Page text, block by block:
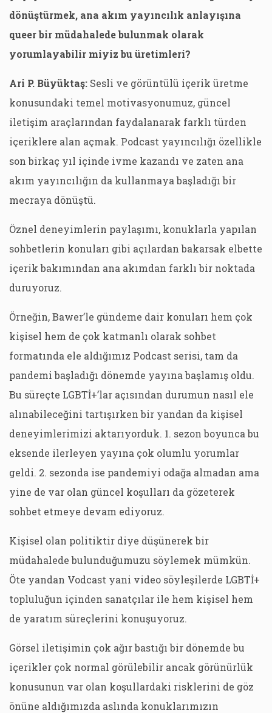
dönüştürmek, ana akım yayıncılık anlayışına
queer bir müdahalede bulunmak olarak
yorumlayabilir miyiz bu üretimleri?
Ari P. Büyüktaş: Sesli ve görüntülü içerik üretme
konusundaki temel motivasyonumuz, güncel
iletişim araçlarından faydalanarak farklı türden
içeriklere alan açmak. Podcast yayıncılığı özellikle
son birkaç yıl içinde ivme kazandı ve zaten ana
akım yayıncılığın da kullanmaya başladığı bir
mecraya dönüştü.
Öznel deneyimlerin paylaşımı, konuklarla yapılan
sohbetlerin konuları gibi açılardan bakarsak elbette
içerik bakımından ana akımdan farklı bir noktada
duruyoruz.
Örneğin, Bawer’le gündeme dair konuları hem çok
kişisel hem de çok katmanlı olarak sohbet
formatında ele aldığımız Podcast serisi, tam da
pandemi başladığı dönemde yayına başlamış oldu.
Bu süreçte LGBTİ+’lar açısından durumun nasıl ele
alınabileceğini tartışırken bir yandan da kişisel
deneyimlerimizi aktarıyorduk. 1. sezon boyunca bu
eksende ilerleyen yayına çok olumlu yorumlar
geldi. 2. sezonda ise pandemiyi odağa almadan ama
yine de var olan güncel koşulları da gözeterek
sohbet etmeye devam ediyoruz.
Kişisel olan politiktir diye düşünerek bir
müdahalede bulunduğumuzu söylemek mümkün.
Öte yandan Vodcast yani video söyleşilerde LGBTİ+
topluluğun içinden sanatçılar ile hem kişisel hem
de yaratım süreçlerini konuşuyoruz.
Görsel iletişimin çok ağır bastığı bir dönemde bu
içerikler çok normal görülebilir ancak görünürlük
konusunun var olan koşullardaki risklerini de göz
önüne aldığımızda aslında konuklarımızın